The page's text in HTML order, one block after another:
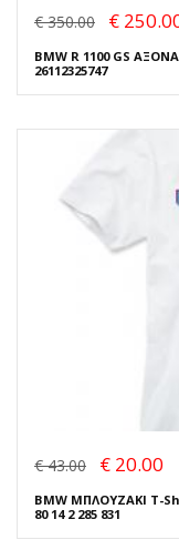
€ 350.00 €
BMW R 1100 GS
26112325747
€ 43.00 € 20.00
BMW ΜΠΛΟΥΖΑΚΙ T-
80 14 2 285 831